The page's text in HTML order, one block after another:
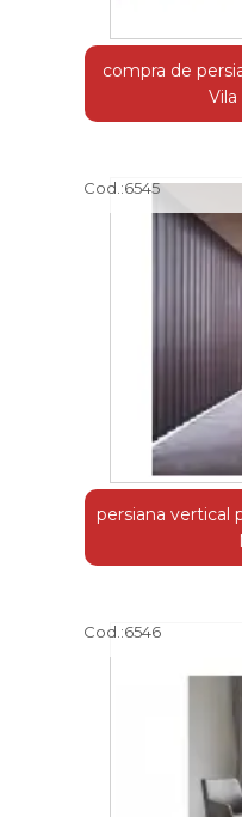
compra de
Cod.:6545
persiana vertical
Cod.:6546